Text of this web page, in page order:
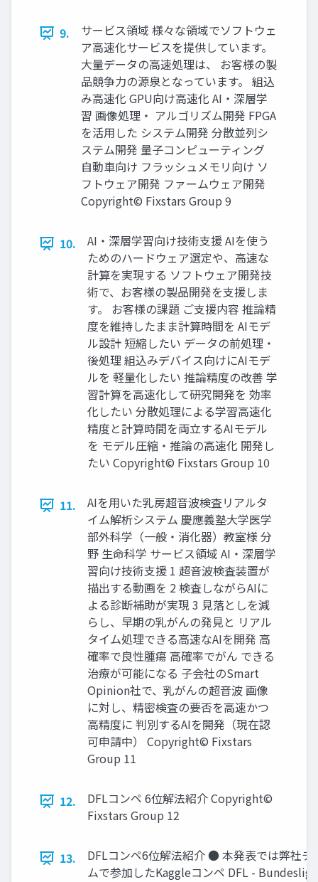
9.
サービス領域 様々な領域でソフトウェ
ア高速化サービスを提供しています。
大量データの高速処理は、 お客様の製
品競争力の源泉となっています。 組込
み高速化 GPU向け高速化 AI・深層学
習 画像処理・ アルゴリズム開発 FPGA
を活用した システム開発 分散並列シ
ステム開発 量子コンピューティング
自動車向け フラッシュメモリ向け ソ
フトウェア開発 ファームウェア開発
Copyright© Fixstars Group 9
10.
AI・深層学習向け技術支援 AIを使う
ためのハードウェア選定や、高速な
計算を実現する ソフトウェア開発技
術で、お客様の製品開発を支援しま
す。 お客様の課題 ご支援内容 推論精
度を維持したまま計算時間を AIモデ
ル設計 短縮したい データの前処理・
後処理 組込みデバイス向けにAIモデ
ルを 軽量化したい 推論精度の改善 学
習計算を高速化して研究開発を 効率
化したい 分散処理による学習高速化
精度と計算時間を両立するAIモデル
を モデル圧縮・推論の高速化 開発し
たい Copyright© Fixstars Group 10
11.
AIを用いた乳房超音波検査リアルタ
イム解析システム 慶應義塾大学医学
部外科学（一般・消化器）教室様 分
野 生命科学 サービス領域 AI・深層学
習向け技術支援 1 超音波検査装置が
描出する動画を 2 検査しながらAIに
よる診断補助が実現 3 見落としを減
らし、早期の乳がんの発見と リアル
タイム処理できる高速なAIを開発 高
確率で良性腫瘍 高確率でがん できる
治療が可能になる 子会社のSmart
Opinion社で、乳がんの超音波 画像
に対し、精密検査の要否を高速かつ
高精度に 判別するAIを開発（現在認
可申請中） Copyright© Fixstars
Group 11
12.
DFLコンペ 6位解法紹介 Copyright©
Fixstars Group 12
13.
DFLコンペ6位解法紹介 ● 本発表では弊社チ
ムで参加したKaggleコンペ DFL - Bundesliga